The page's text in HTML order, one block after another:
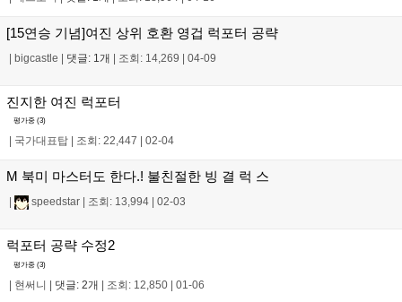
[15연승 기념]여진 상위 호환 영겁 럭포터 공략
bigcastle 댓글: 1개 조회: 14,269 04-09
진지한 여진 럭포터
평가중 (3)
국가대표탑 조회: 22,447 02-04
M 북미 마스터도 한다.! 불친절한 빙 결 럭 스
speedstar 조회: 13,994 02-03
럭포터 공략 수정2
평가중 (3)
| 현써니 | 댓글: 2개 | 조회: 12,850 | 01-06